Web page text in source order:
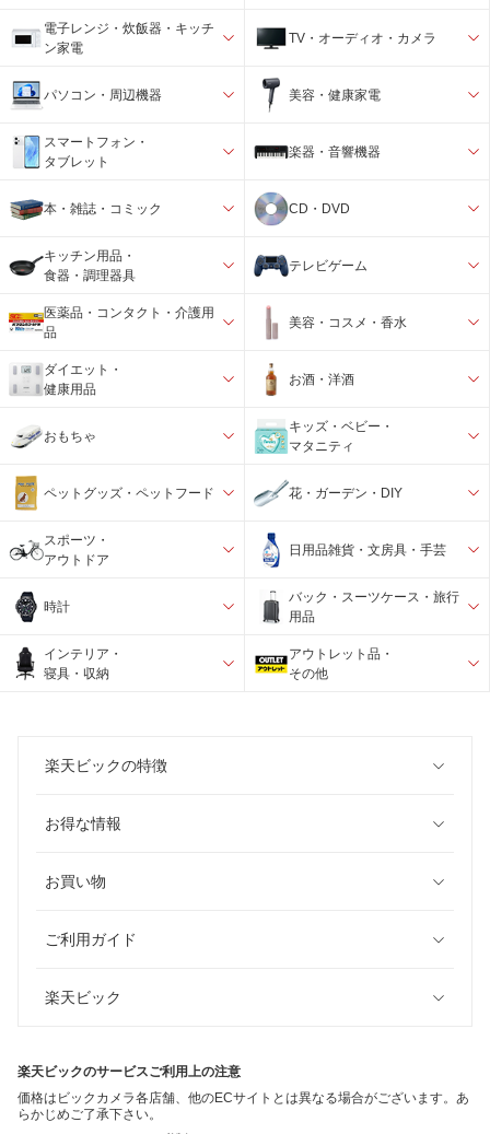
電子レンジ・炊飯器・キッチ
ン家電
TV・オーディオ・カメラ
パソコン・周辺機器 美容・健康家電
スマートフォン・
タブレット
楽器・音響機器
本・雑誌・コミック CD・DVD
キッチン用品・
食器・調理器具
テレビゲーム
医薬品・コンタクト・介護用
品
美容・コスメ・香水
ダイエット・
健康用品
お酒・洋酒
おもちゃ
キッズ・ベビー・
マタニティ
ペットグッズ・ペットフード 花・ガーデン・DIY
スポーツ・
アウトドア
日用品雑貨・文房具・手芸
時計
バック・スーツケース・旅行
用品
インテリア・
寝具・収納
アウトレット品・
その他
楽天ビックの特徴
お得な情報
お買い物
ご利用ガイド
楽天ビック
楽天ビックのサービスご利用上の注意
価格はビックカメラ各店舗、他のECサイトとは異なる場合がございます。あ
らかじめご了承下さい。